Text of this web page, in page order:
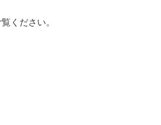
ください。